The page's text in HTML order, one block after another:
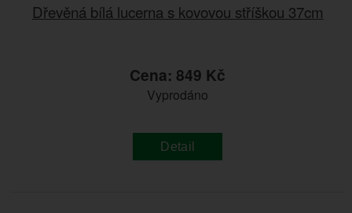
Dřevěná bílá lucerna s kovovou stříškou 37cm
Cena: 849 Kč
Vyprodáno
Detail